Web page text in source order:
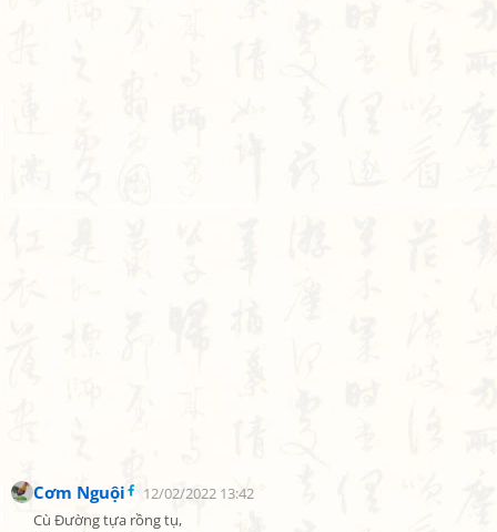
Cơm Nguội
12/02/2022 13:42
Cù Đường tựa rồng tụ,